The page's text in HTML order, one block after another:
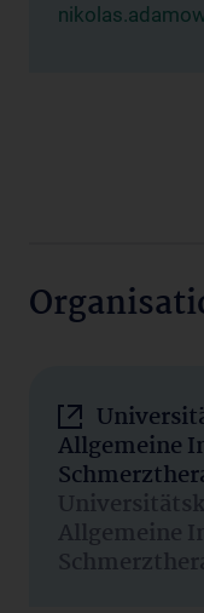
Allgemeine
Allgemeine